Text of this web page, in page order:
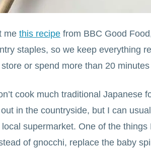
me this recipe from BBC Good
staples, so we keep everything
or spend more than 20
cook much traditional Japanese
in the countryside, but I can
supermarket. One of the
of gnocchi, replace the baby